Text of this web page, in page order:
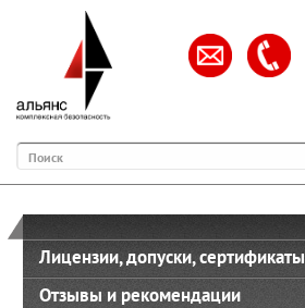
Поиск
Лицензии, допуски, сертификаты
Отзывы и рекомендации